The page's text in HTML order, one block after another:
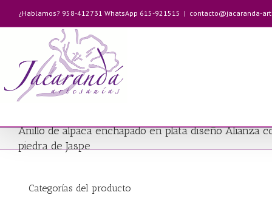
contenido
¿Hablamos? 958-412731 WhatsApp 615-921515 | contacto@jacaranda-
Anillo de alpaca enchapado en plata diseño Alianza
piedra de Jaspe
Categorías del producto